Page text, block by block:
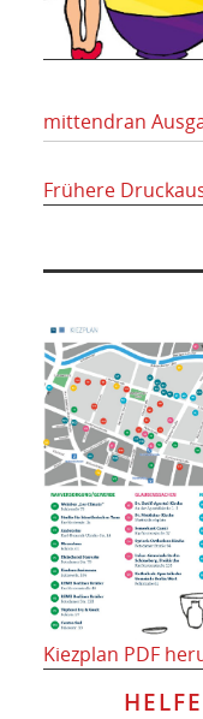
mittendran
Frühere
Kiezplan PDF